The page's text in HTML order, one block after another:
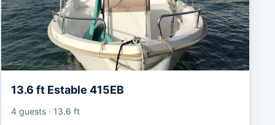
13.6 ft Estable 415EB
4 guests· 13.6 ft